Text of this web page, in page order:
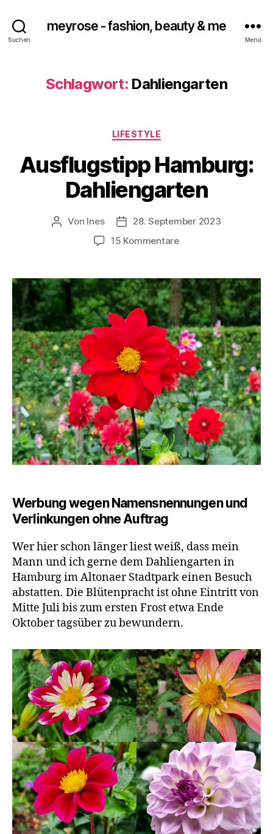
Suchen
meyrose - fashion, beauty & me
Menü
Schlagwort: Dahliengarten
Kategorien
LIFESTYLE
Ausflugstipp Hamburg:
Dahliengarten
Beitragsautor
Von Ines Veröffentlichungsdatum
28. September 2023
15 Kommentarezu
Dahliengarten
Werbung wegen Namensnennungen und
Verlinkungen ohne Auftrag
Wer hier schon länger liest weiß, dass mein
Mann und ich gerne dem Dahliengarten in
Hamburg im Altonaer Stadtpark einen Besuch
abstatten. Die Blütenpracht ist ohne Eintritt von
Mitte Juli bis zum ersten Frost etwa Ende
Oktober tagsüber zu bewundern.